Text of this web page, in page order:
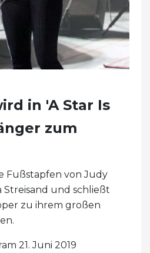
in 'A Star Is
zum
Fußstapfen von Judy
und schließt
zu ihrem großen
21. Juni 2019